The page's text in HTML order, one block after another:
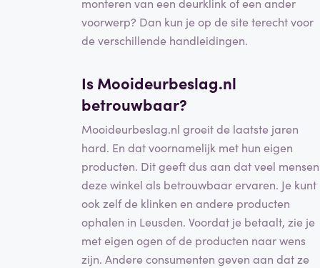
monteren van een deurklink of een ander
voorwerp? Dan kun je op de site terecht voor
de verschillende handleidingen.
Is Mooideurbeslag.nl
betrouwbaar?
Mooideurbeslag.nl groeit de laatste jaren
hard. En dat voornamelijk met hun eigen
producten. Dit geeft dus aan dat veel mensen
deze winkel als betrouwbaar ervaren. Je kunt
ook zelf de klinken en andere producten
ophalen in Leusden. Voordat je betaalt, zie je
met eigen ogen of de producten naar wens
zijn. Andere consumenten geven aan dat ze